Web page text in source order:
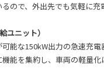
ので、外出先でも気軽に充
ユニット）
能な150kW出力の急速充
能を集約し、車両の軽量化